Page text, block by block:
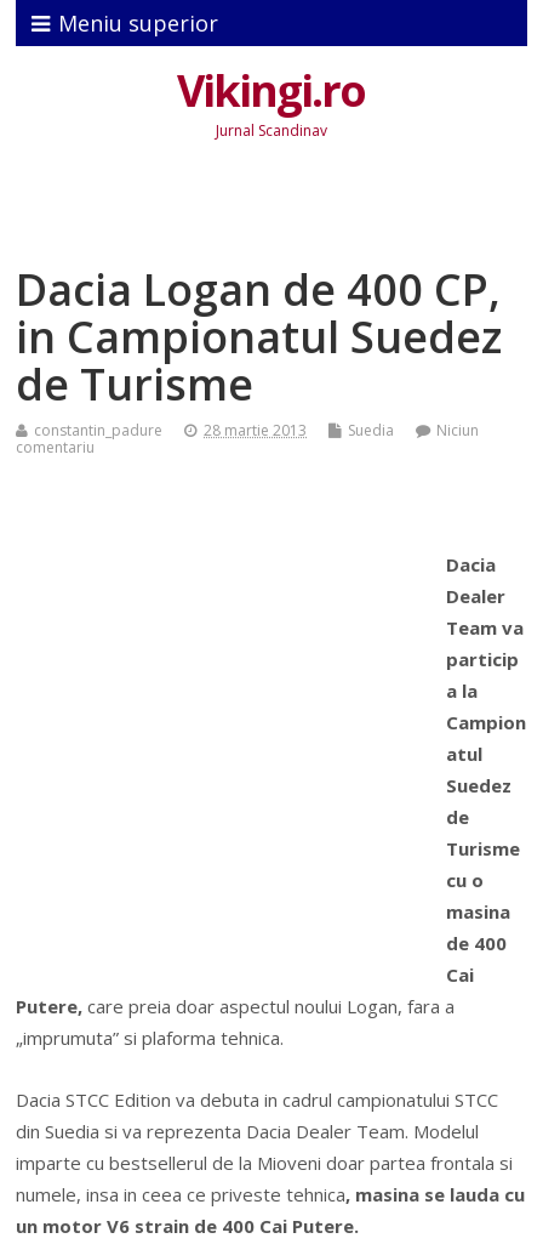
Meniu superior
Vikingi.ro
Jurnal Scandinav
Dacia Logan de 400 CP,
in Campionatul Suedez
de Turisme
constantin_padure 28 martie 2013 Suedia
Niciun
comentariu
Dacia
Dealer
Team va
particip
a la
Campion
atul
Suedez
de
Turisme
cu o
masina
de 400
Cai
Putere,care preia doar aspectul noului Logan, fara a
„imprumuta” si plaforma tehnica.
Dacia STCC Edition va debuta in cadrul campionatului STCC
din Suedia si va reprezenta Dacia Dealer Team. Modelul
imparte cu bestsellerul de la Mioveni doar partea frontala si
numele, insa in ceea ce priveste tehnica, masina se lauda cu
un motor V6 strain de 400 Cai Putere.